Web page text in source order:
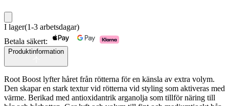
250
ml
mängd
I lager(1-3 arbetsdagar)
Betala säkert:
Produktinformation
Root Boost lyfter håret från rötterna för en känsla av extra volym.
Den skapar en stark textur vid rötterna vid styling som aktiveras med
värme. Berikad med antioxidantrik arganolja som tillför näring till